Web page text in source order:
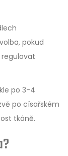
pokud
po 3-4
po císařském
tkáně.